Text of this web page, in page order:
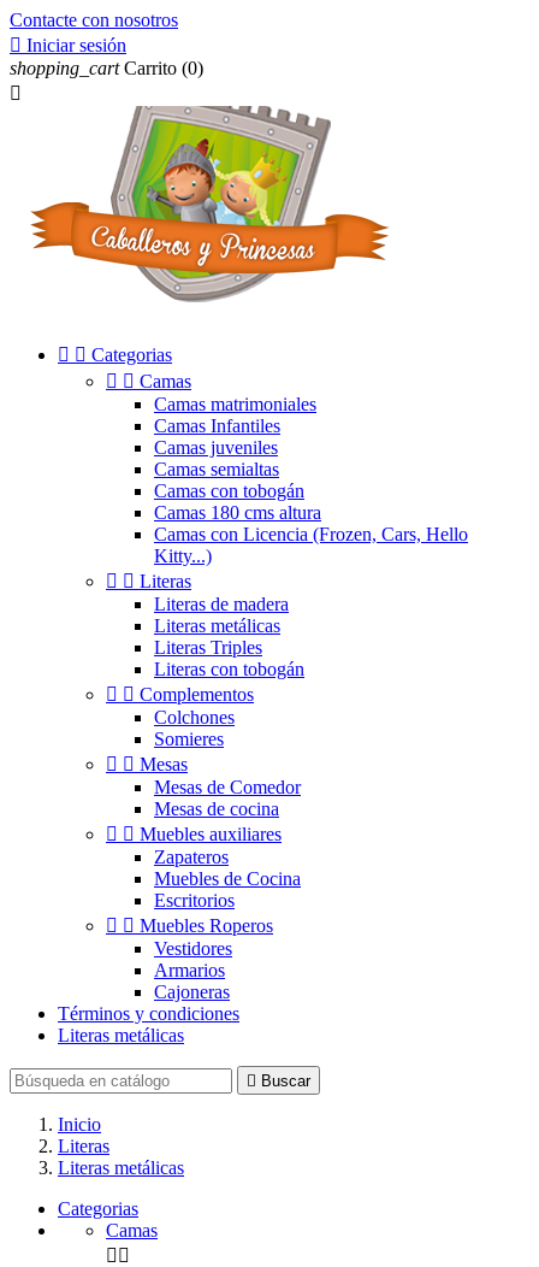
Contacte con nosotros
 Iniciar sesión
shopping_cart Carrito (0)

  Categorias
  Camas
Camas matrimoniales
Camas Infantiles
Camas juveniles
Camas semialtas
Camas con tobogán
Camas 180 cms altura
Camas con Licencia (Frozen, Cars, Hello
Kitty...)
  Literas
Literas de madera
Literas metálicas
Literas Triples
Literas con tobogán
  Complementos
Colchones
Somieres
  Mesas
Mesas de Comedor
Mesas de cocina
  Muebles auxiliares
Zapateros
Muebles de Cocina
Escritorios
  Muebles Roperos
Vestidores
Armarios
Cajoneras
Términos y condiciones
Literas metálicas
 Buscar
Inicio
Literas
Literas metálicas
Categorias
Camas
 